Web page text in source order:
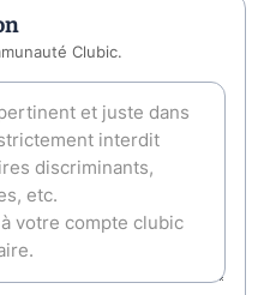
Clubic.